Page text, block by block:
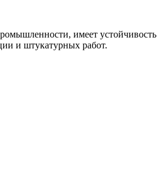
, имеет устойчивость
и штукатурных работ.